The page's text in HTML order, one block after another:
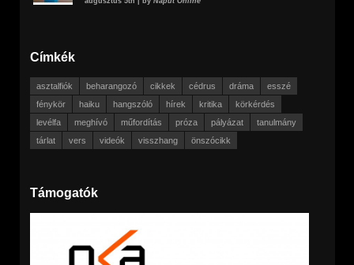
Címkék
asztalfiók beharangozó cikkek cédrus dráma
esszé
fénykör
haiku hangszóló hírek kritika
körkérdés
levélfa
meghívó műfordítás próza pályázat
tanulmány
tárlat
vers videók visszhang önszócikk
Támogatók